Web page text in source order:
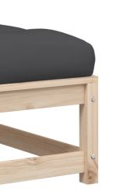
detaliile
цел.
"Добави в
изберете броя
цел.
"Добави в
изберете броя